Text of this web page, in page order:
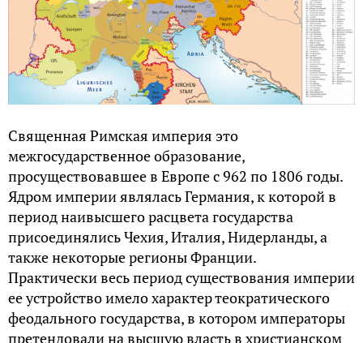
Священная Римская империя это
межгосударственное образование,
просуществовавшее в Европе с 962 по 1806 годы.
Ядром империи являлась Германия, к которой в
период наивысшего расцвета государства
присоединялись Чехия, Италия, Нидерланды, а
также некоторые регионы Франции.
Практически весь период существования империи
ее устройство имело характер теократического
феодального государства, в котором императоры
претендовали на высшую власть в христианском